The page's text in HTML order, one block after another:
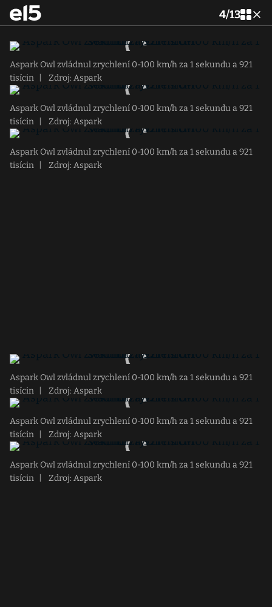
4/13
Aspark Owl zvládnul zrychlení 0-100 km/h za 1 sekundu a 921
tisícin
Zdroj: Aspark
Aspark Owl zvládnul zrychlení 0-100 km/h za 1 sekundu a 921
tisícin
Zdroj: Aspark
Aspark Owl zvládnul zrychlení 0-100 km/h za 1 sekundu a 921
tisícin
Zdroj: Aspark
Aspark Owl zvládnul zrychlení 0-100 km/h za 1 sekundu a 921
tisícin
Zdroj: Aspark
Aspark Owl zvládnul zrychlení 0-100 km/h za 1 sekundu a 921
tisícin
Zdroj: Aspark
Aspark Owl zvládnul zrychlení 0-100 km/h za 1 sekundu a 921
tisícin
Zdroj: Aspark